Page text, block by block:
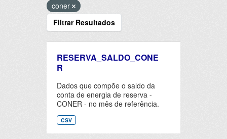
coner
Filtrar Resultados
RESERVA_SALDO_CONE
R
Dados que compõe o saldo da
conta de energia de reserva -
CONER - no mês de referência.
CSV